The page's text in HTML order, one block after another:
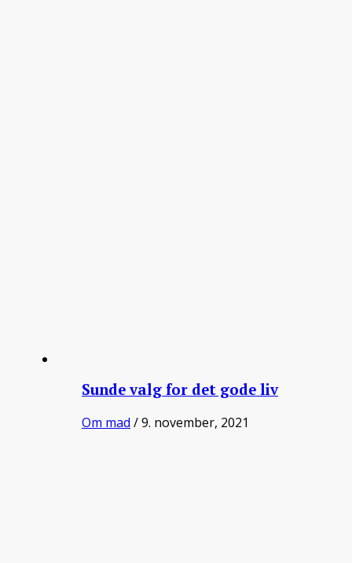
Sunde valg for det gode liv
Om mad / 9. november, 2021